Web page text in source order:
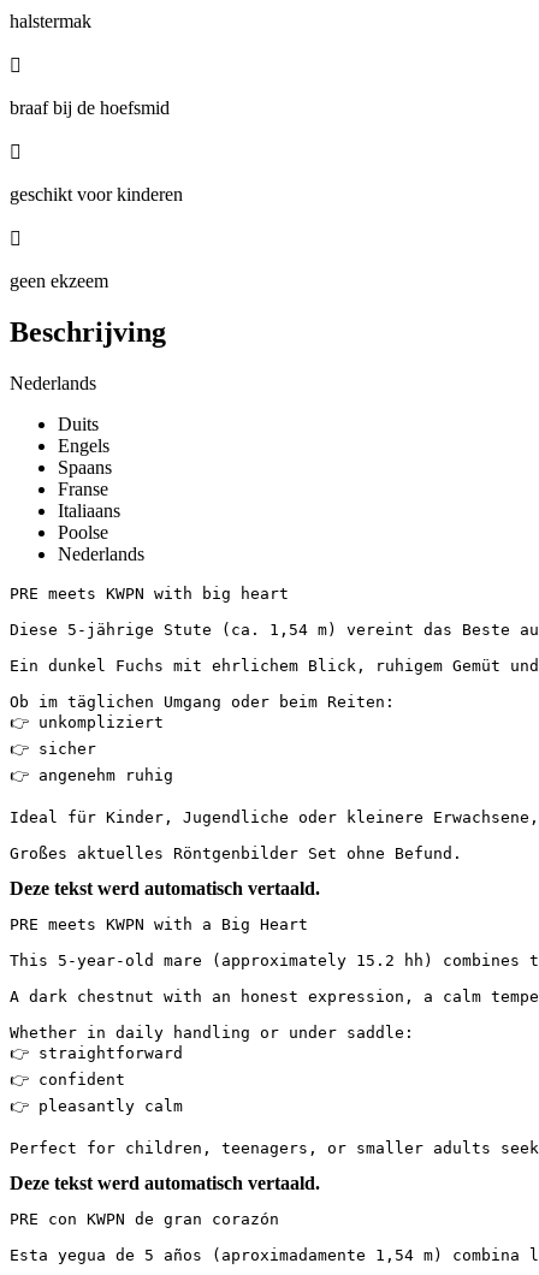
halstermak

braaf bij de hoefsmid

geschikt voor kinderen

geen ekzeem
Beschrijving
Nederlands
Duits
Engels
Spaans
Franse
Italiaans
Poolse
Nederlands
PRE meets KWPN with big heart
Diese 5-jährige Stute (ca. 1,54 m) vereint das Beste
Ein dunkel Fuchs mit ehrlichem Blick, ruhigem Gemüt
Ob im täglichen Umgang oder beim Reiten:
👉 unkompliziert
👉 sicher
👉 angenehm ruhig
Ideal für Kinder, Jugendliche oder kleinere
Großes aktuelles Röntgenbilder Set ohne Befund.
Deze tekst werd automatisch vertaald.
PRE meets KWPN with a Big Heart
This 5-year-old mare (approximately 15.2 hh) combines
A dark chestnut with an honest expression, a calm
Whether in daily handling or under saddle:
👉 straightforward
👉 confident
👉 pleasantly calm
Perfect for children, teenagers, or smaller adults
Deze tekst werd automatisch vertaald.
PRE con KWPN de gran corazón
Esta yegua de 5 años (aproximadamente 1,54 m)